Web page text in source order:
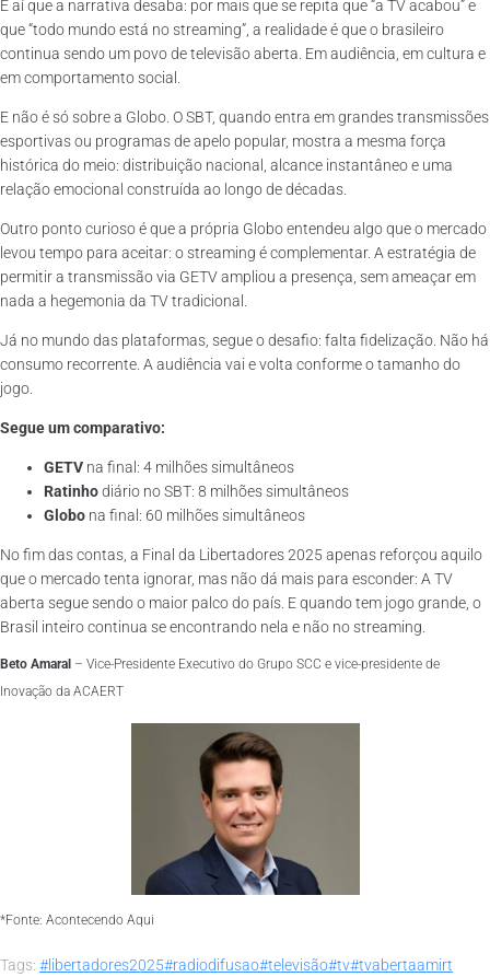
É aí que a narrativa desaba: por mais que se repita que “a TV acabou” e
que “todo mundo está no streaming”, a realidade é que o brasileiro
continua sendo um povo de televisão aberta. Em audiência, em cultura e
em comportamento social.
E não é só sobre a Globo. O SBT, quando entra em grandes transmissões
esportivas ou programas de apelo popular, mostra a mesma força
histórica do meio: distribuição nacional, alcance instantâneo e uma
relação emocional construída ao longo de décadas.
Outro ponto curioso é que a própria Globo entendeu algo que o mercado
levou tempo para aceitar: o streaming é complementar. A estratégia de
permitir a transmissão via GETV ampliou a presença, sem ameaçar em
nada a hegemonia da TV tradicional.
Já no mundo das plataformas, segue o desafio: falta fidelização. Não há
consumo recorrente. A audiência vai e volta conforme o tamanho do
jogo.
Segue um comparativo:
GETV na final: 4 milhões simultâneos
Ratinhodiário no SBT: 8 milhões simultâneos
Globo na final: 60 milhões simultâneos
No fim das contas, a Final da Libertadores 2025 apenas reforçou aquilo
que o mercado tenta ignorar, mas não dá mais para esconder: A TV
aberta segue sendo o maior palco do país. E quando tem jogo grande, o
Brasil inteiro continua se encontrando nela e não no streaming.
Beto Amaral – Vice-Presidente Executivo do Grupo SCC e vice-presidente de
Inovação da ACAERT
*Fonte: Acontecendo Aqui
Tags: #libertadores2025#radiodifusao#televisão#tv#tvabertaamirt